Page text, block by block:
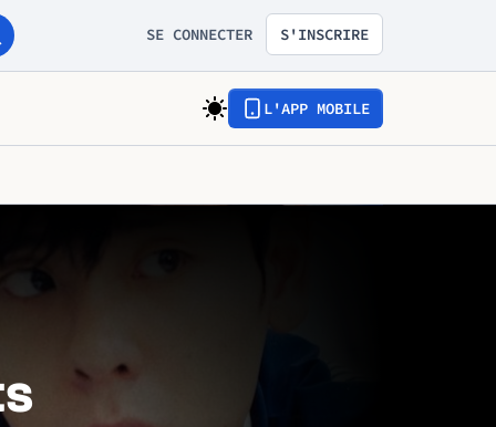
SE CONNECTER S'INSCRIRE
L'APP MOBILE